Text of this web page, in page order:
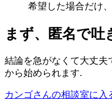
希望した場合だけ
まず、匿名で吐
結論を急がなくて大丈夫
から始められます.
カンゴさんの相談室に入